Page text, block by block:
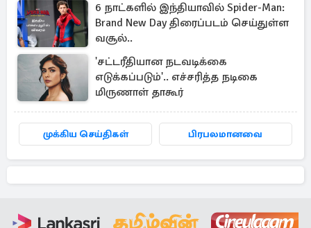
6 நாட்களில் இந்தியாவில் Spider-Man:
Brand New Day திரைப்படம் செய்துள்ள
வசூல்..
'சட்டரீதியான நடவடிக்கை
எடுக்கப்படும்'.. எச்சரித்த நடிகை
மிருணாள் தாகூர்
முக்கிய செய்திகள் பிரபலமானவை